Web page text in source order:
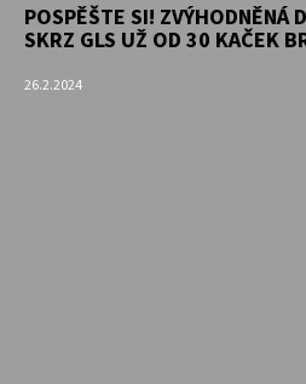
POSPĚŠTE SI! ZVÝHODNĚNÁ
SKRZ GLS UŽ OD 30 KAČEK
26.2.2024